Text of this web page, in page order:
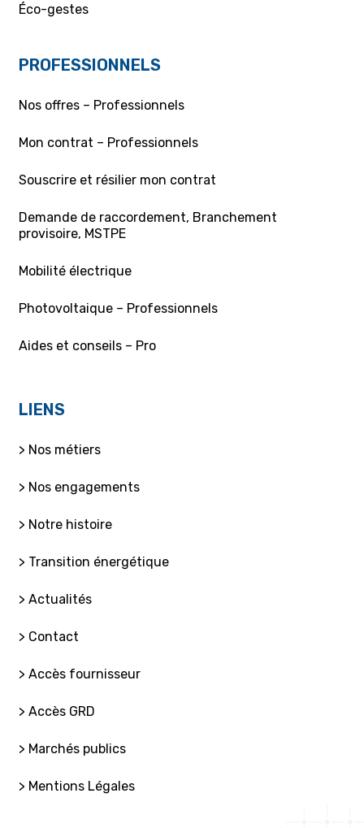
Éco-gestes
PROFESSIONNELS
Nos offres – Professionnels
Mon contrat – Professionnels
Souscrire et résilier mon contrat
Demande de raccordement, Branchement
provisoire, MSTPE
Mobilité électrique
Photovoltaique – Professionnels
Aides et conseils – Pro
LIENS
> Nos métiers
> Nos engagements
> Notre histoire
> Transition énergétique
> Actualités
> Contact
> Accès fournisseur
> Accès GRD
> Marchés publics
> Mentions Légales